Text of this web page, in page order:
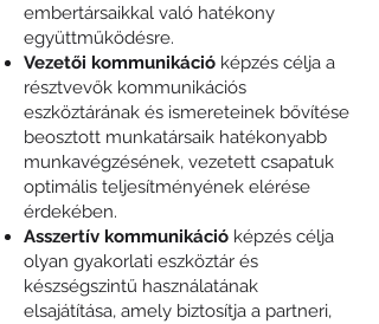
embertársaikkal való hatékony
együttműködésre.
Vezetői kommunikáció képzés célja a
résztvevők kommunikációs
eszköztárának és ismereteinek bővítése
beosztott munkatársaik hatékonyabb
munkavégzésének, vezetett csapatuk
optimális teljesítményének elérése
érdekében.
Asszertív kommunikáció képzés célja
olyan gyakorlati eszköztár és
készségszintű használatának
elsajátítása, amely biztosítja a partneri,